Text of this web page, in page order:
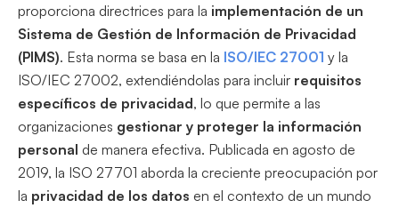
proporciona directrices para la implementación de un
Sistema de Gestión de Información de Privacidad
(PIMS). Esta norma se basa en la ISO/IEC 27001 y la
ISO/IEC 27002, extendiéndolas para incluir requisitos
específicos de privacidad, lo que permite a las
organizaciones gestionar y proteger la información
personal de manera efectiva. Publicada en agosto de
2019, la ISO 27701 aborda la creciente preocupación por
la privacidad de los datos en el contexto de un mundo